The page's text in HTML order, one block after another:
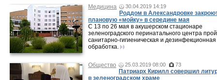
Медицина 30.04.2019 14:19
Роддом в Александровке
плановую «мойку» в середине мая
С 13 по 26 мая в акушерском стационаре
зеленоградского перинатального центра
санитарно-гигиеническая и дезинфекционная
обработка.
Общество 25.03.2019 08:00 73
Патриарх Кирилл совершил
в зеленоградском храме